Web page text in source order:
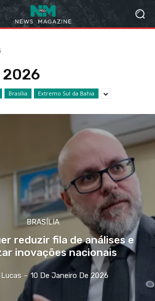
2026
Brasília Extremo Sul da Bahia
BRASÍLIA
reduzir fila de análises e
inovações nacionais
- 10 De Janeiro De 2026